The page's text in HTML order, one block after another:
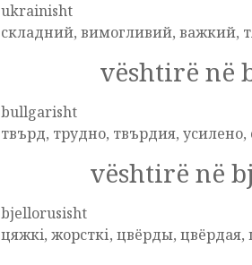
ukrainisht
складний, вимогливий, важкий,
vështirë në
bullgarisht
твърд, трудно, твърдия, усилено,
vështirë në
bjellorusisht
цяжкi, жорсткі, цвёрды, цвёрдая,